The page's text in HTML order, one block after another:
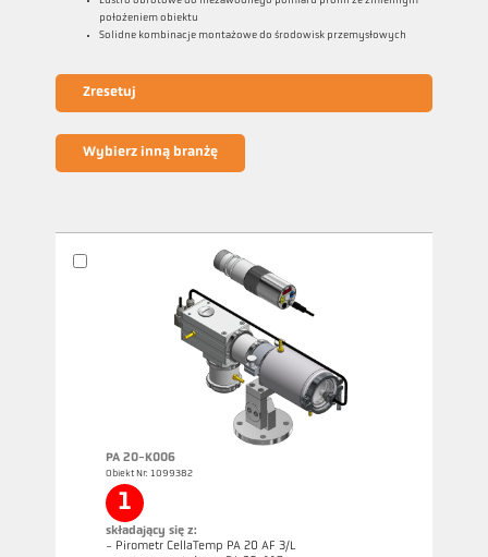
położeniem obiektu
Solidne kombinacje montażowe do środowisk przemysłowych
Zresetuj
Wybierz inną branżę
PA 20-K006
Obiekt Nr: 1099382
1
składający się z:
- Pirometr CellaTemp PA 20 AF 3/L